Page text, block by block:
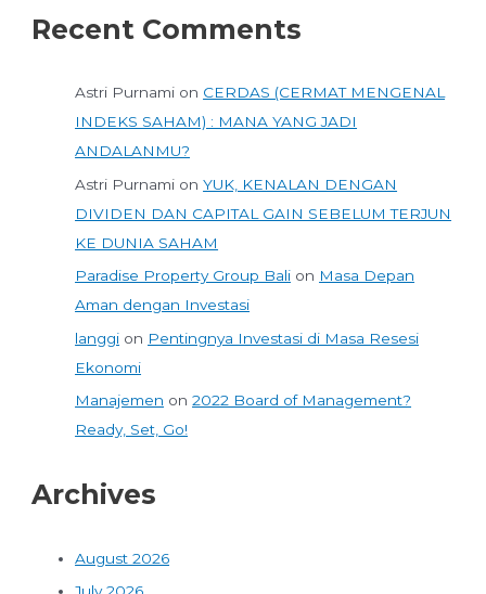
Recent Comments
Astri Purnami on CERDAS (CERMAT MENGENAL
INDEKS SAHAM) : MANA YANG JADI
ANDALANMU?
Astri Purnami onYUK, KENALAN DENGAN
DIVIDEN DAN CAPITAL GAIN SEBELUM TERJUN
KE DUNIA SAHAM
Paradise Property Group Bali on Masa Depan
Aman dengan Investasi
langgi on Pentingnya Investasi di Masa Resesi
Ekonomi
Manajemen on2022 Board of Management?
Ready, Set, Go!
Archives
August 2026